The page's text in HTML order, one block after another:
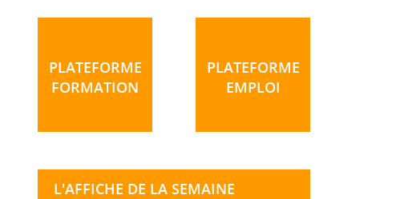
PLATEFORME
FORMATION
PLATEFORME
EMPLOI
L'AFFICHE DE LA SEMAINE